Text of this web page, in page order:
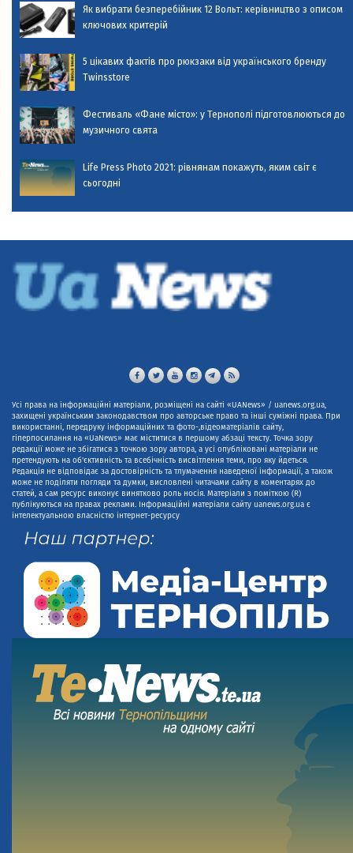
Як вибрати безперебійник 12 Вольт: керівництво з описом
ключових критерій
5 цікавих фактів про рюкзаки від українського бренду
Twinsstore
Фестиваль «Фане місто»: у Тернополі підготовлюються до
музичного свята
Life Press Photo 2021: рівнянам покажуть, яким світ є
сьогодні
Усі права на інформаційні матеріали, розміщені на сайті «UANews» / uanews.org.ua,
захищені українським законодавством про авторське право та інші суміжні права. При
використанні, передруку інформаційних та фото-,відеоматеріалів сайту,
гіперпосилання на «UaNews» має міститися в першому абзаці тексту. Точка зору
редакції може не збігатися з точкою зору автора, а усі опубліковані матеріали не
претендують на об'єктивність та всебічність висвітлення теми, про яку йдеться.
Редакція не відповідає за достовірність та тлумачення наведеної інформації, а також
може не поділяти погляди та думки, висловлені читачами сайту в коментарях до
статей, а сам ресурс виконує винятково роль носія. Матеріали з поміткою (R)
публікуються на правах реклами. Інформаційні матеріали сайту uanews.org.ua є
інтелектуальною власністю інтернет-ресурсу